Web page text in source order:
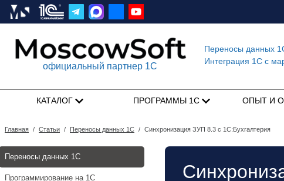
официальный партнер 1С
Переносы данных
Интеграция 1C с
КАТАЛОГ ПРОГРАММЫ 1С ОПЫТ И
Главная / Статьи / Переносы данных 1С / Синхронизация ЗУП 8.3 с 1С:Бухгалтерия
Переносы данных 1С
Программирование на 1С